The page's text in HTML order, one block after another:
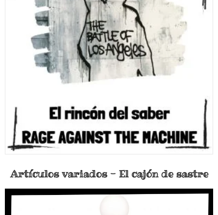
Artículos variados - El cajón de sastre